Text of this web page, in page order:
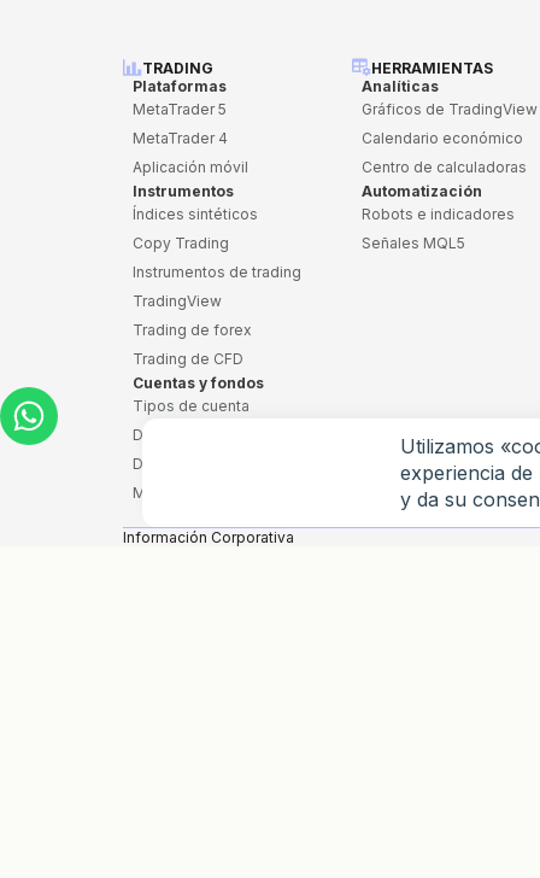
TRADING
Plataformas
MetaTrader 5
MetaTrader 4
Aplicación móvil
Instrumentos
Índices sintéticos
Copy Trading
Instrumentos de trading
TradingView
Trading de forex
Trading de CFD
Cuentas y fondos
Tipos de cuenta
Depósito sin comisión
Depósito y retiro
Margen de interés
HERRAMIENTAS
Analíticas
Gráficos de TradingView
Calendario económico
Centro de calculadoras
Automatización
Robots e indicadores
Señales MQL5
Información Corporativa
Utilizamos
experiencia
y da su